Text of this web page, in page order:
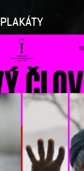
PLAKÁTY